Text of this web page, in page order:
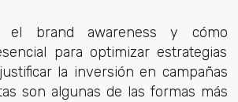
el brand awareness y cómo
para optimizar estrategias
la inversión en campañas
son algunas de las formas más